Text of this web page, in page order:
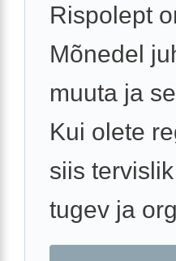
Rispolept
Mõnedel
muuta ja
Kui olete
siis
tugev ja